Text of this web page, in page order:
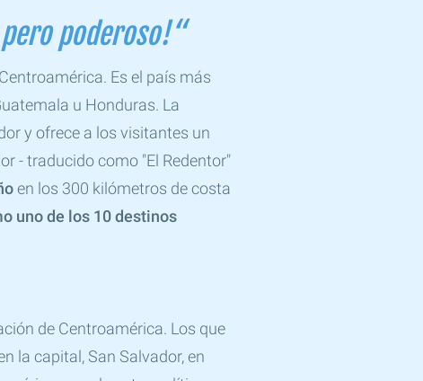
poderoso!“
Es el país más
u Honduras. La
y ofrece a los visitantes un
- traducido como "El Redentor"
en los 300 kilómetros de costa
uno de los 10 destinos
de Centroamérica. Los que
la capital, San Salvador, en